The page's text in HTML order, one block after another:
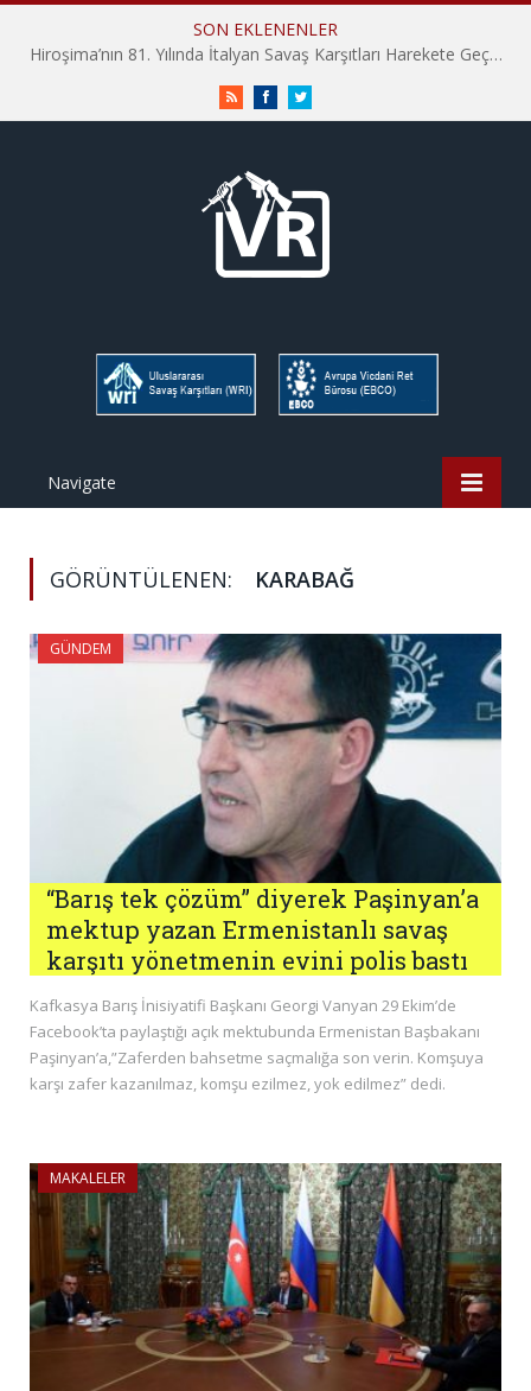
SON EKLENENLER
Hiroşima’nın 81. Yılında İtalyan Savaş Karşıtları Harekete Geçti: “Hatırlamak yeterli değil”
RSS FacebookTwitter
Navigate
GÖRÜNTÜLENEN: KARABAĞ
GÜNDEM
“Barış tek çözüm” diyerek Paşinyan’a
mektup yazan Ermenistanlı savaş
karşıtı yönetmenin evini polis bastı
Kafkasya Barış İnisiyatifi Başkanı Georgi Vanyan 29 Ekim’de
Facebook’ta paylaştığı açık mektubunda Ermenistan Başbakanı
Paşinyan’a,”Zaferden bahsetme saçmalığa son verin. Komşuya
karşı zafer kazanılmaz, komşu ezilmez, yok edilmez” dedi.
MAKALELER